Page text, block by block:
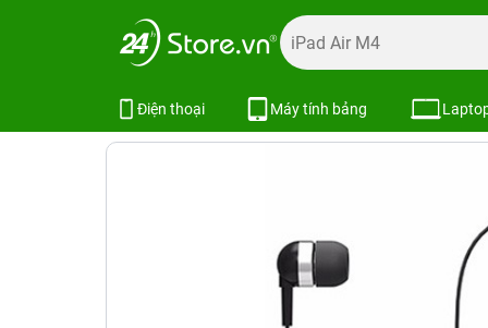
Điện thoại Máy tính bảng
Trang chủ Tai nghe Tai